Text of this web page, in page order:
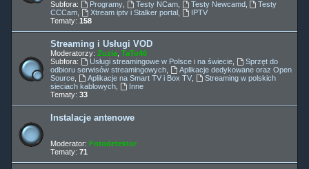
Subfora:
Programy, Testy NCam, Testy Newcamd,
Testy
CCCam
Xtream iptv i Stalker portal,
IPTV
Tematy: 158
Streaming i Usługi VOD
Moderatorzy: Zuzia TaTo46
Subfora:
Usługi streamingowe w Polsce i na świecie,
Sprzęt do
odbioru serwisów streamingowych
Aplikacje dedykowane oraz Open
Source
Aplikacje na Smart TV i Box TV,
Streaming w polskich
sieciach kablowych
Inne
Tematy: 33
Instalacje antenowe
Moderator: Fotodetektor
Tematy: 71